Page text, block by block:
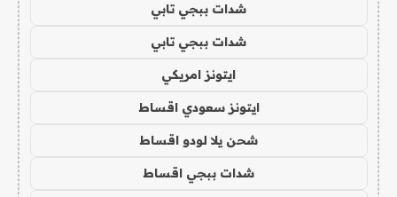
شدات ببجي تابي
شدات ببجي تابي
ايتونز امريكي
ايتونز سعودي اقساط
شحن يلا لودو اقساط
شدات ببجي اقساط